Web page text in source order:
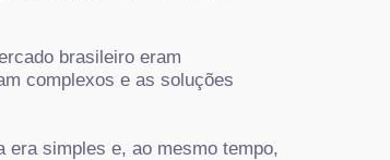
brasileiro eram
complexos e as soluções
era simples e, ao mesmo tempo,